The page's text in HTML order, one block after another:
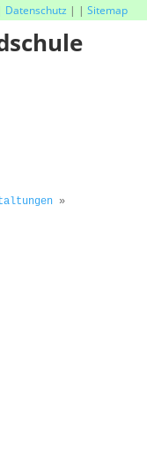
Datenschutz | | Sitemap
»